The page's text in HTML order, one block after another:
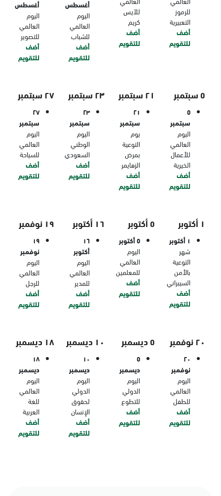
للرموز
التعبيرية
أضف
للتقويم
للآيس
كريم
أضف
للتقويم
أغسطس
اليوم
العالمي
للشباب
أضف
للتقويم
أغسطس
اليوم
العالمي
للتصوير
أضف
للتقويم
٥ سبتمبر
٥
سبتمبر
اليوم
العالمي
للأعمال
الخيرية
أضف
للتقويم
٢١ سبتمبر
٢١
سبتمبر
يوم
التوعية
بمرض
الزهايمر
أضف
للتقويم
٢٣ سبتمبر
٢٣
سبتمبر
اليوم
الوطني
السعودي
أضف
للتقويم
٢٧ سبتمبر
٢٧
سبتمبر
اليوم
العالمي
للسياحة
أضف
للتقويم
١ أكتوبر
١ أكتوبر
شهر
التوعية
بالأمن
السيبراني
أضف
للتقويم
٥ أكتوبر
٥ أكتوبر
اليوم
العالمي
للمعلمين
أضف
للتقويم
١٦ أكتوبر
١٦
أكتوبر
اليوم
العالمي
للمدير
أضف
للتقويم
١٩ نوفمبر
١٩
نوفمبر
اليوم
العالمي
للرجل
أضف
للتقويم
٢٠ نوفمبر
٢٠
نوفمبر
اليوم
العالمي
للطفل
أضف
للتقويم
٥ ديسمبر
٥
ديسمبر
اليوم
الدولي
للتطوع
أضف
للتقويم
١٠ ديسمبر
١٠
ديسمبر
اليوم
الدولي
لحقوق
الإنسان
أضف
للتقويم
١٨ ديسمبر
١٨
ديسمبر
اليوم
العالمي
للغة
العربية
أضف
للتقويم